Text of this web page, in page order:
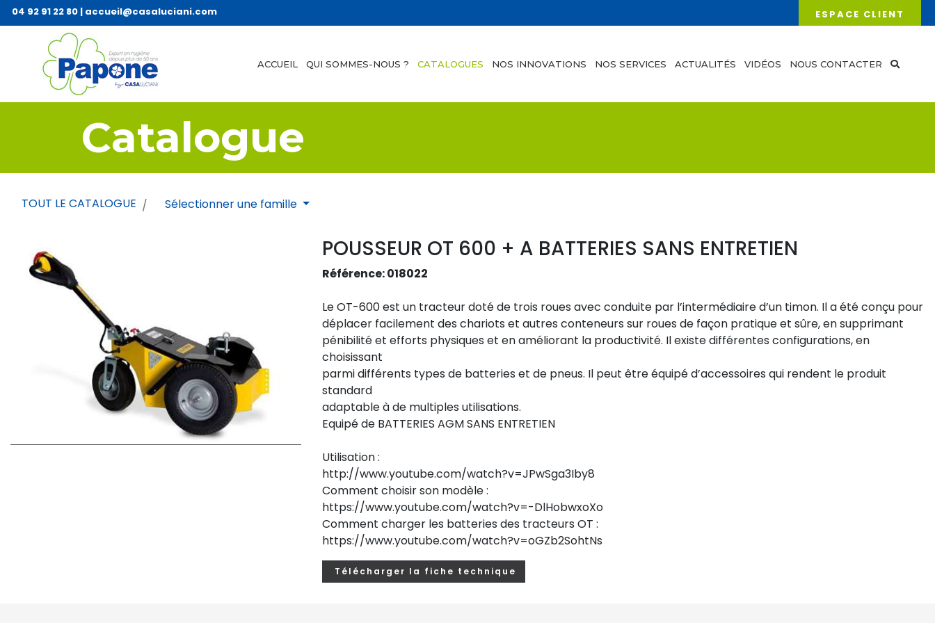
04 92 91 22 80 | accueil@casaluciani.com ESPACE CLIENT
ACCUEIL QUI SOMMES-NOUS ? CATALOGUES NOS INNOVATIONS NOS SERVICES ACTUALITÉS VIDÉOS NOUS CONTACTER
Catalogue
TOUT LE CATALOGUE Sélectionner une famille
POUSSEUR OT 600 + A BATTERIES SANS ENTRETIEN
Référence: 018022
Le OT-600 est un tracteur doté de trois roues avec conduite par l’intermédiaire d’un timon. Il a été conçu pour
déplacer facilement des chariots et autres conteneurs sur roues de façon pratique et sûre, en supprimant
pénibilité et efforts physiques et en améliorant la productivité. Il existe différentes configurations, en
choisissant
parmi différents types de batteries et de pneus. Il peut être équipé d’accessoires qui rendent le produit
standard
adaptable à de multiples utilisations.
Equipé de BATTERIES AGM SANS ENTRETIEN
Utilisation :
http://www.youtube.com/watch?v=JPwSga3Iby8
Comment choisir son modèle :
https://www.youtube.com/watch?v=-DlHobwxoXo
Comment charger les batteries des tracteurs OT :
https://www.youtube.com/watch?v=oGZb2SohtNs
Télécharger la fiche technique